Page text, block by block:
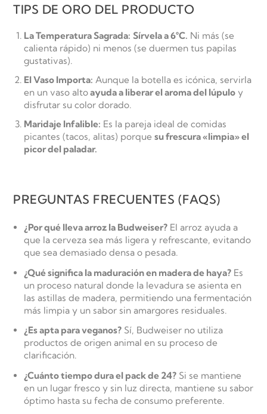
TIPS DE ORO DEL PRODUCTO
La Temperatura Sagrada: Sírvela a 6°C. Ni más (se
calienta rápido) ni menos (se duermen tus papilas
gustativas).
El Vaso Importa: Aunque la botella es icónica, servirla
en un vaso altoayuda a liberar el aroma del lúpulo y
disfrutar su color dorado.
Maridaje Infalible: Es la pareja ideal de comidas
picantes (tacos, alitas) porque su frescura «limpia» el
picor del paladar.
PREGUNTAS FRECUENTES (FAQS)
¿Por qué lleva arroz la Budweiser? El arroz ayuda a
que la cerveza sea más ligera y refrescante, evitando
que sea demasiado densa o pesada.
¿Qué significa la maduración en madera de haya? Es
un proceso natural donde la levadura se asienta en
las astillas de madera, permitiendo una fermentación
más limpia y un sabor sin amargores residuales.
¿Es apta para veganos? Sí, Budweiser no utiliza
productos de origen animal en su proceso de
clarificación.
¿Cuánto tiempo dura el pack de 24? Si se mantiene
en un lugar fresco y sin luz directa, mantiene su sabor
óptimo hasta su fecha de consumo preferente.